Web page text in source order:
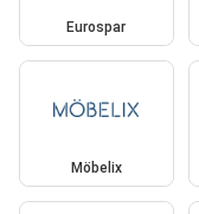
Eurospar
Möbelix